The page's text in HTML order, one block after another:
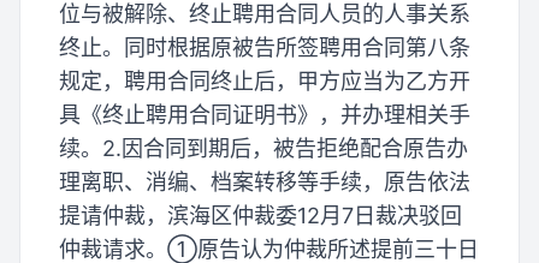
位与被解除、终止聘用合同人员的人事关系
终止。同时根据原被告所签聘用合同第八条
规定，聘用合同终止后，甲方应当为乙方开
具《终止聘用合同证明书》，并办理相关手
续。2.因合同到期后，被告拒绝配合原告办
理离职、消编、档案转移等手续，原告依法
提请仲裁，滨海区仲裁委12月7日裁决驳回
仲裁请求。①原告认为仲裁所述提前三十日